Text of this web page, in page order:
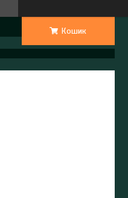
Кошик